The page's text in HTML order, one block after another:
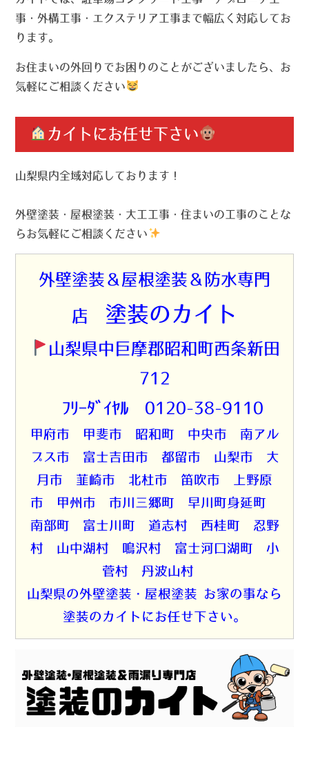
事・外構工事・エクステリア工事まで幅広く対応してお
ります。
お住まいの外回りでお困りのことがございましたら、お
気軽にご相談ください
カイトにお任せ下さい
山梨県内全域対応しております！
外壁塗装・屋根塗装・大工工事・住まいの工事のことな
らお気軽にご相談ください
外壁塗装＆屋根塗装＆防水専門
店 塗装のカイト
山梨県中巨摩郡昭和町西条新田
712
☎ﾌﾘｰﾀﾞｲﾔﾙ 0120-38-9110
甲府市 甲斐市 昭和町 中央市 南アル
プス市 富士吉田市 都留市 山梨市 大
月市 韮崎市 北杜市 笛吹市 上野原
市 甲州市 市川三郷町 早川町身延町
南部町 富士川町 道志村 西桂町 忍野
村 山中湖村 鳴沢村 富士河口湖町 小
菅村 丹波山村
山梨県の外壁塗装・屋根塗装 お家の事なら
塗装のカイトにお任せ下さい。